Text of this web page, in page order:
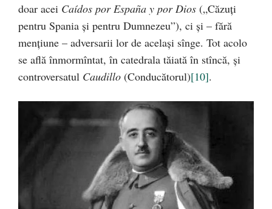
doar acei Caídos por España y por Dios („Căzuţi
pentru Spania şi pentru Dumnezeu”), ci şi – fără
menţiune – adversarii lor de acelaşi sînge. Tot acolo
se află înmormîntat, în catedrala tăiată în stîncă, şi
controversatul Caudillo (Conducătorul)[10].